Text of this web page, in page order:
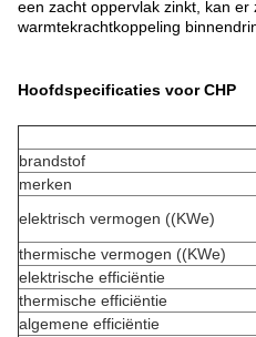
een zacht oppervlak zinkt, kan er
warmtekrachtkoppeling
Hoofdspecificaties voor CHP
brandstof
merken
elektrisch vermogen ((KWe)
thermische vermogen ((KWe)
elektrische efficiëntie
thermische efficiëntie
algemene efficiëntie